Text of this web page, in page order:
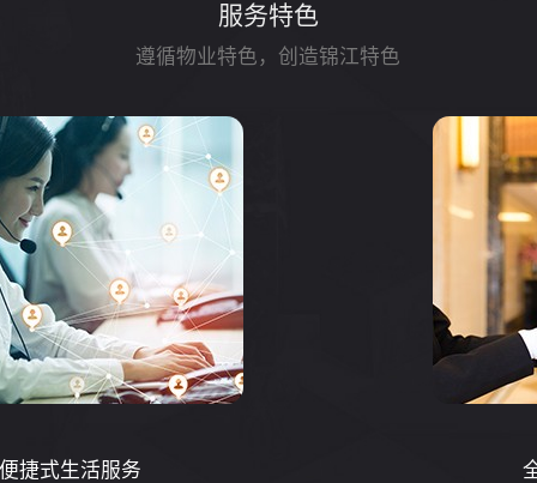
服务特色
遵循物业特色，创造锦江特色